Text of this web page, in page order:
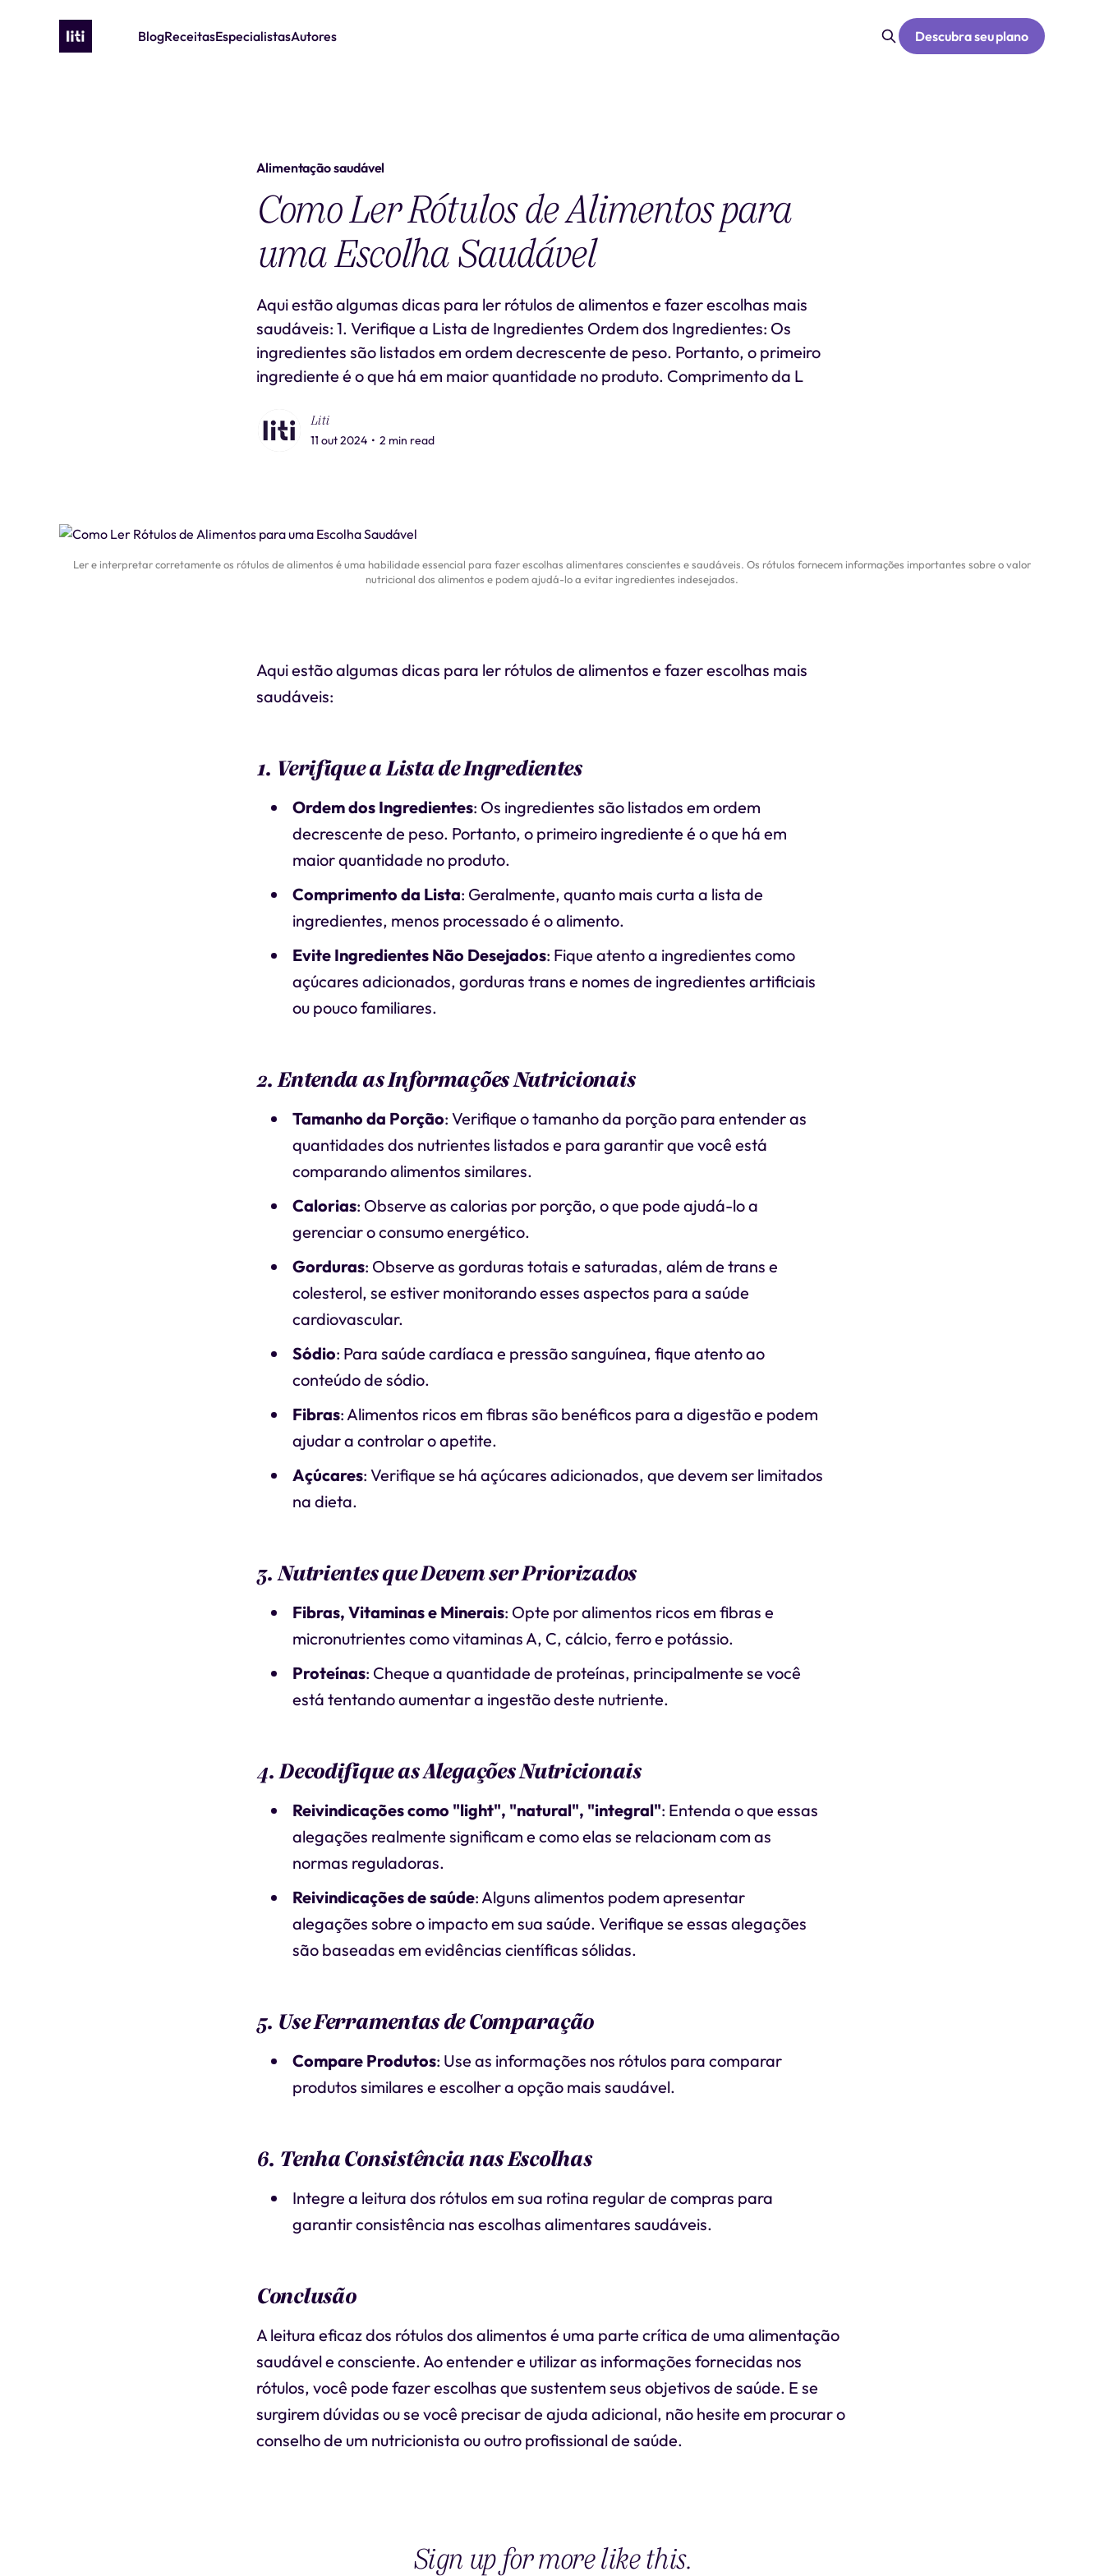
BlogReceitasEspecialistasAutores Descubra seu plano
Alimentação saudável
Como Ler Rótulos de Alimentos para
uma Escolha Saudável
Aqui estão algumas dicas para ler rótulos de alimentos e fazer escolhas mais
saudáveis: 1. Verifique a Lista de Ingredientes Ordem dos Ingredientes: Os
ingredientes são listados em ordem decrescente de peso. Portanto, o primeiro
ingrediente é o que há em maior quantidade no produto. Comprimento da L
Liti
11 out 2024 • 2 min read
Ler e interpretar corretamente os rótulos de alimentos é uma habilidade essencial para fazer escolhas alimentares conscientes e saudáveis. Os rótulos fornecem informações importantes sobre o valor
nutricional dos alimentos e podem ajudá-lo a evitar ingredientes indesejados.
Aqui estão algumas dicas para ler rótulos de alimentos e fazer escolhas mais
saudáveis:
1. Verifique a Lista de Ingredientes
Ordem dos Ingredientes: Os ingredientes são listados em ordem
decrescente de peso. Portanto, o primeiro ingrediente é o que há em
maior quantidade no produto.
Comprimento da Lista: Geralmente, quanto mais curta a lista de
ingredientes, menos processado é o alimento.
Evite Ingredientes Não Desejados: Fique atento a ingredientes como
açúcares adicionados, gorduras trans e nomes de ingredientes artificiais
ou pouco familiares.
2. Entenda as Informações Nutricionais
Tamanho da Porção: Verifique o tamanho da porção para entender as
quantidades dos nutrientes listados e para garantir que você está
comparando alimentos similares.
Calorias: Observe as calorias por porção, o que pode ajudá-lo a
gerenciar o consumo energético.
Gorduras: Observe as gorduras totais e saturadas, além de trans e
colesterol, se estiver monitorando esses aspectos para a saúde
cardiovascular.
Sódio: Para saúde cardíaca e pressão sanguínea, fique atento ao
conteúdo de sódio.
Fibras: Alimentos ricos em fibras são benéficos para a digestão e podem
ajudar a controlar o apetite.
Açúcares: Verifique se há açúcares adicionados, que devem ser limitados
na dieta.
3. Nutrientes que Devem ser Priorizados
Fibras, Vitaminas e Minerais: Opte por alimentos ricos em fibras e
micronutrientes como vitaminas A, C, cálcio, ferro e potássio.
Proteínas: Cheque a quantidade de proteínas, principalmente se você
está tentando aumentar a ingestão deste nutriente.
4. Decodifique as Alegações Nutricionais
Reivindicações como "light", "natural", "integral": Entenda o que essas
alegações realmente significam e como elas se relacionam com as
normas reguladoras.
Reivindicações de saúde: Alguns alimentos podem apresentar
alegações sobre o impacto em sua saúde. Verifique se essas alegações
são baseadas em evidências científicas sólidas.
5. Use Ferramentas de Comparação
Compare Produtos: Use as informações nos rótulos para comparar
produtos similares e escolher a opção mais saudável.
6. Tenha Consistência nas Escolhas
Integre a leitura dos rótulos em sua rotina regular de compras para
garantir consistência nas escolhas alimentares saudáveis.
Conclusão
A leitura eficaz dos rótulos dos alimentos é uma parte crítica de uma alimentação
saudável e consciente. Ao entender e utilizar as informações fornecidas nos
rótulos, você pode fazer escolhas que sustentem seus objetivos de saúde. E se
surgirem dúvidas ou se você precisar de ajuda adicional, não hesite em procurar o
conselho de um nutricionista ou outro profissional de saúde.
Sign up for more like this.